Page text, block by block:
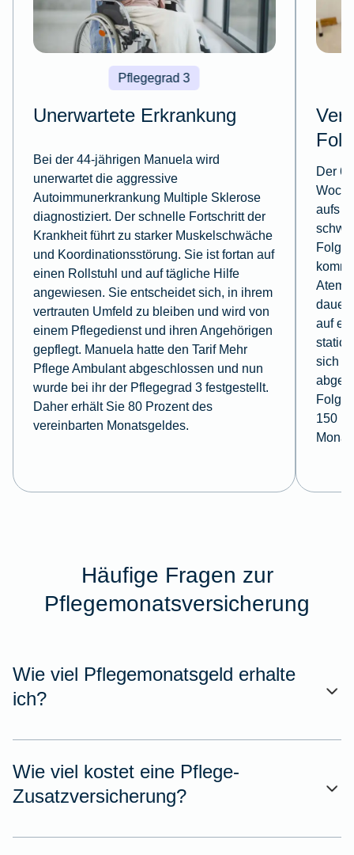
Pflegegrad 3
Unerwartete Erkrankung
Bei der 44-jährigen Manuela wird
unerwartet die aggressive
Autoimmunerkrankung Multiple Sklerose
diagnostiziert. Der schnelle Fortschritt der
Krankheit führt zu starker Muskelschwäche
und Koordinationsstörung. Sie ist fortan auf
einen Rollstuhl und auf tägliche Hilfe
angewiesen. Sie entscheidet sich, in ihrem
vertrauten Umfeld zu bleiben und wird von
einem Pflegedienst und ihren Angehörigen
gepflegt. Manuela hatte den Tarif Mehr
Pflege Ambulant abgeschlossen und nun
wurde bei ihr der Pflegegrad 3 festgestellt.
Daher erhält Sie 80 Prozent des
vereinbarten Monatsgeldes.
Der
aufs
Folge
auf
sich
Folge
150
Häufige Fragen zur
Pflegemonatsversicherung
Wie viel Pflegemonatsgeld erhalte
ich?
Wie viel kostet eine Pflege-
Zusatzversicherung?